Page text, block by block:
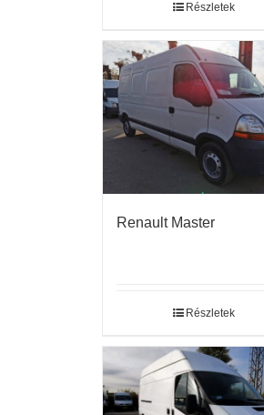
Részletek
Renault Master
Részletek